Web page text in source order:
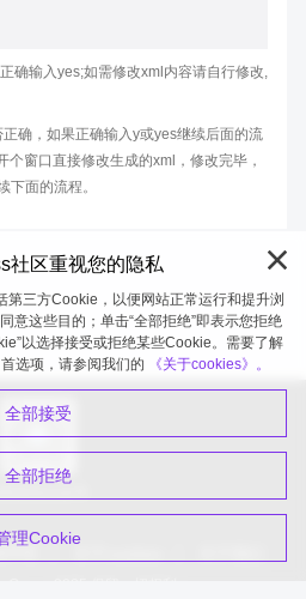
确输入yes;如需修改xml内容请自行修改,
确，如果正确输入y或yes继续后面的流
窗口直接修改生成的xml，修改完毕，
下面的流程。
社区重视您的隐私
三方Cookie，以便网站正常运行和提升浏
意这些目的；单击“全部拒绝”即表示您拒绝
以选择接受或拒绝某些Cookie。需要了解
选项，请参阅我们的
《关于cookies》。
全部接受
全部拒绝
理Cookie